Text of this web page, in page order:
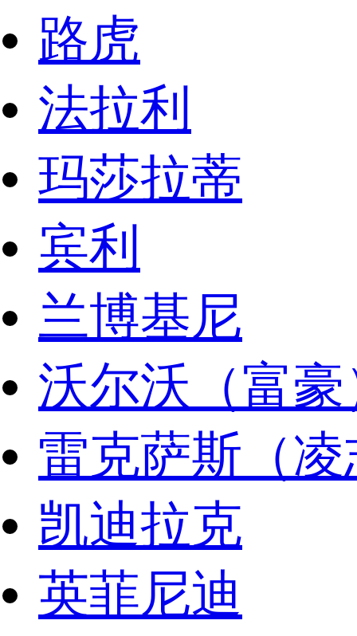
路虎
法拉利
玛莎拉蒂
宾利
兰博基尼
沃尔沃（富豪
雷克萨斯（
凯迪拉克
英菲尼迪